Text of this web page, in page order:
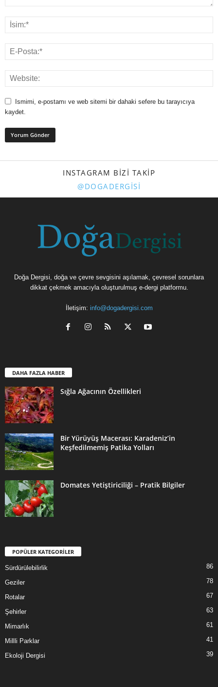
Ismimi, e-postamı ve web sitemi bir dahaki sefere bu tarayıcıya
kaydet.
INSTAGRAM BIZI TAKIP
@DOGADERGISI
Doğa Dergisi, doğa ve çevre sevgisini aşılamak, çevresel sorunlara
dikkat çekmek amacıyla oluşturulmuş e-dergi platformu.
İletişim: info@dogadergisi.com
DAHA FAZLA HABER
Sığla Ağacının Özellikleri
Bir Yürüyüş Macerası: Karadeniz’in
Keşfedilmemiş Patika Yolları
Domates Yetiştiriciliği – Pratik Bilgiler
POPÜLER KATEGORİLER
Sürdürülebilirlik 86
Geziler 78
Rotalar 67
Şehirler 63
Mimarlık 61
Millli Parklar 41
Ekoloji Dergisi 39